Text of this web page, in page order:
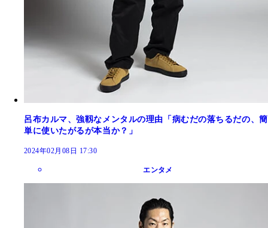
呂布カルマ、強靱なメンタルの理由「病むだの落ちるだの、簡
単に使いたがるが本当か？」
2024年02月08日 17:30
エンタメ